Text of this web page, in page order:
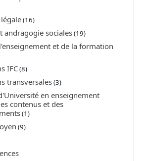
(16)
andragogie sociales(19)
et de la formation
IFC(8)
transversales(3)
en enseignement
contenus et des
(1)
(9)